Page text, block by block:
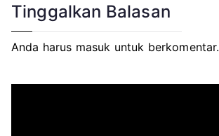
Tinggalkan Balasan
Anda harus masuk untuk berkomentar.
P